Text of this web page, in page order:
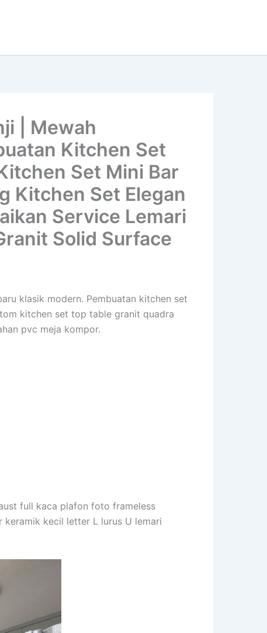
| Mewah
Kitchen Set
Set Mini Bar
Kitchen Set Elegan
Service Lemari
Solid Surface
klasik modern. Pembuatan kitchen set
kitchen set top table granit quadra
pvc meja kompor.
full kaca plafon foto frameless
kecil letter L lurus U lemari